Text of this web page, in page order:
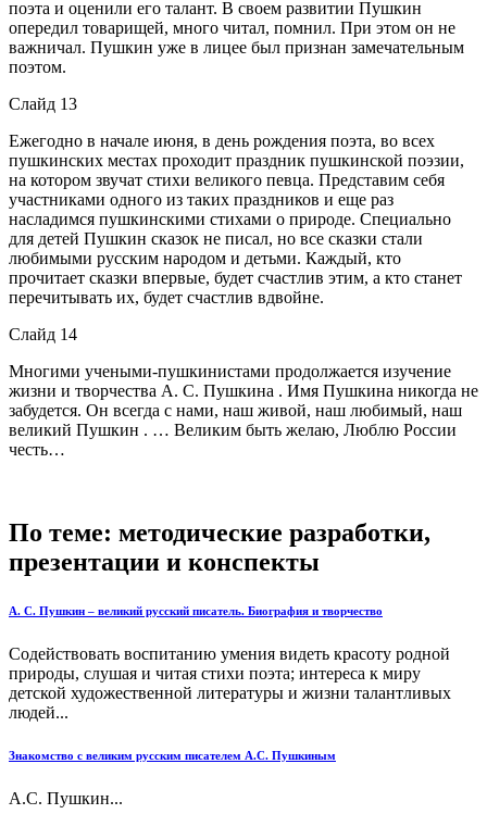
поэта и оценили его талант. В своем развитии Пушкин
опередил товарищей, много читал, помнил. При этом он не
важничал. Пушкин уже в лицее был признан замечательным
поэтом.
Слайд 13
Ежегодно в начале июня, в день рождения поэта, во всех
пушкинских местах проходит праздник пушкинской поэзии,
на котором звучат стихи великого певца. Представим себя
участниками одного из таких праздников и еще раз
насладимся пушкинскими стихами о природе. Специально
для детей Пушкин сказок не писал, но все сказки стали
любимыми русским народом и детьми. Каждый, кто
прочитает сказки впервые, будет счастлив этим, а кто станет
перечитывать их, будет счастлив вдвойне.
Слайд 14
Многими учеными-пушкинистами продолжается изучение
жизни и творчества А. С. Пушкина . Имя Пушкина никогда не
забудется. Он всегда с нами, наш живой, наш любимый, наш
великий Пушкин . … Великим быть желаю, Люблю России
честь…
По теме: методические разработки,
презентации и конспекты
А. С. Пушкин – великий русский писатель. Биография и творчество
Содействовать воспитанию умения видеть красоту родной
природы, слушая и читая стихи поэта; интереса к миру
детской художественной литературы и жизни талантливых
людей...
Знакомство с великим русским писателем А.С. Пушкиным
А.С. Пушкин...